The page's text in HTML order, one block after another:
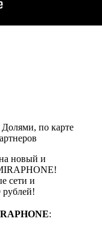
по карте
новый и
сети и
рублей!
: